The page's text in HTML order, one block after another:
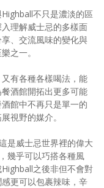
不只是濃淡的區
理解威士忌的多樣面
、交流風味的變化與
之一。
有各種各樣喝法，能
酒館開拓出更多可能
館中不再只是單一的
視野的媒介。
是威士忌世界裡的偉大
幾乎可以巧搭各種風
之後非但不會對
更可以包裹辣味，辛